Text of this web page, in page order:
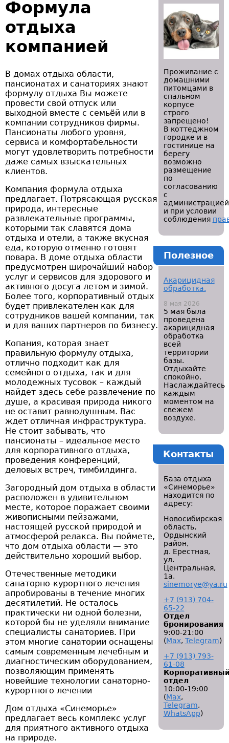
Формула
отдыха
компанией
В домах отдыха области,
пансионатах и санаториях знают
формулу отдыха Вы можете
провести свой отпуск или
выходной вместе с семьёй или в
компании сотрудников фирмы.
Пансионаты любого уровня,
сервиса и комфортабельности
могут удовлетворить потребности
даже самых взыскательных
клиентов.
Компания формула отдыха
предлагает. Потрясающая русская
природа, интересные
развлекательные программы,
которыми так славятся дома
отдыха и отели, а также вкусная
еда, которую отменно готовят
повара. В доме отдыха области
предусмотрен широчайший набор
услуг и сервисов для здорового и
активного досуга летом и зимой.
Более того, корпоративный отдых
будет привлекателен как для
сотрудников вашей компании, так
и для ваших партнеров по бизнесу.
Копания, которая знает
правильную формулу отдыха,
отлично подходит как для
семейного отдыха, так и для
молодежных тусовок – каждый
найдет здесь себе развлечение по
душе, а красивая природа никого
не оставит равнодушным. Вас
ждет отличная инфраструктура.
Не стоит забывать, что
пансионаты – идеальное место
для корпоративного отдыха,
проведения конференций,
деловых встреч, тимбилдинга.
Загородный дом отдыха в области
расположен в удивительном
месте, которое поражает своими
живописными пейзажами,
настоящей русской природой и
атмосферой релакса. Вы поймете,
что дом отдыха области — это
действительно хороший выбор.
Отечественные методики
санаторно-курортного лечения
апробированы в течение многих
десятилетий. Не осталось
практически ни одной болезни,
которой бы не уделяли внимание
специалисты санаториев. При
этом многие санатории оснащены
самым современным лечебным и
диагностическим оборудованием,
позволяющим применять
новейшие технологии санаторно-
курортного лечении
Дом отдыха «Синеморье»
предлагает весь комплекс услуг
для приятного активного отдыха
на природе.
Проживание с
домашними
питомцами в
спальном
корпусе
строго
запрещено!
В коттеджном
городке и в
гостинице на
берегу
возможно
размещение
по
согласованию
с
администрацией
и при условии
соблюдения
Полезное
Акарицидная
обработка.
8 мая 2026
5 мая была
проведена
акарицидная
обработка
всей
территории
базы.
Отдыхайте
спокойно.
Наслаждайтесь
каждым
моментом на
свежем
воздухе.
Контакты
База отдыха
«Синеморье»
находится по
адресу:
Новосибирская
область,
Ордынский
район,
д. Ерестная,
ул.
Центральная,
1а.
sinemorye@ya.ru
+7 (913) 704-
65-22
Отдел
бронирования
9:00-21:00
(Мах, Telegram)
+7 (913) 793-
61-08
отдел
10:00-19:00
(Мах,
Telegram,
WhatsApp)